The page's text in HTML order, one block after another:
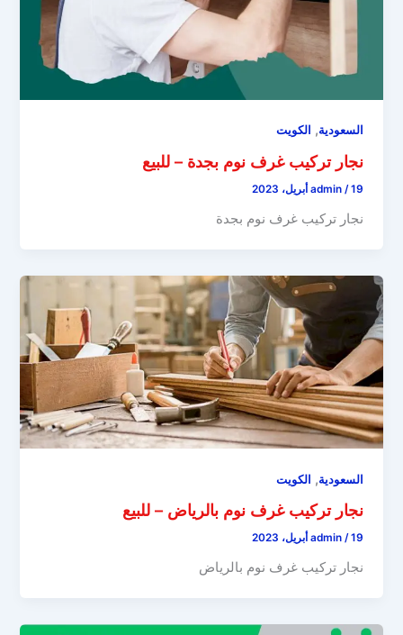
السعودية, الكويت
نجار تركيب غرف نوم بجدة – للبيع
admin /19 أبريل، 2023
نجار تركيب غرف نوم بجدة
السعودية, الكويت
نجار تركيب غرف نوم بالرياض – للبيع
admin /19 أبريل، 2023
نجار تركيب غرف نوم بالرياض